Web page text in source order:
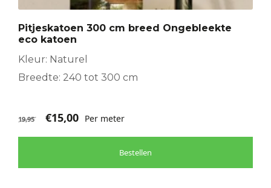
Pitjeskatoen 300 cm breed Ongebleekte
eco katoen
Kleur: Naturel
Breedte: 240 tot 300 cm
19,95 €15,00 Per meter
Bestellen